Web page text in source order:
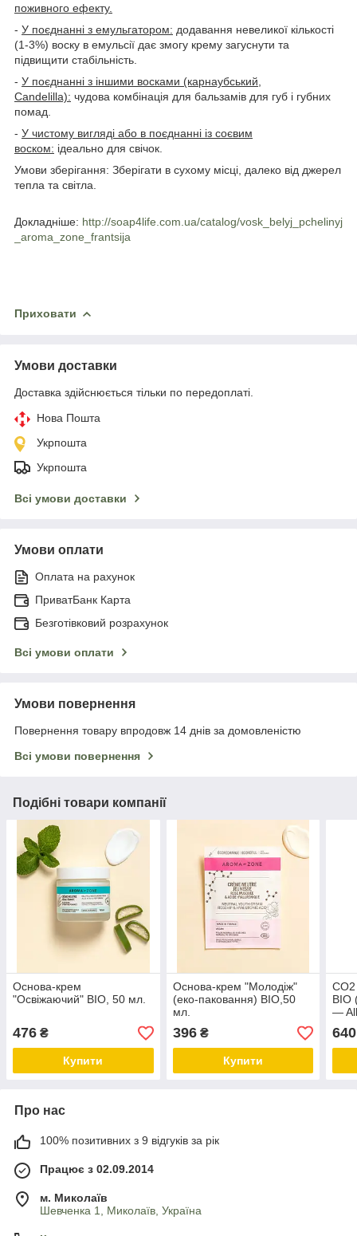
поживного ефекту.
- У поєднанні з емульгатором: додавання невеликої кількості
(1-3%) воску в емульсії дає змогу крему загуснути та
підвищити стабільність.
- У поєднанні з іншими восками (карнаубський,
Candelilla): чудова комбінація для бальзамів для губ і губних
помад.
- У чистому вигляді або в поєднанні із соєвим
воском: ідеально для свічок.
Умови зберігання: Зберігати в сухому місці, далеко від джерел
тепла та світла.
Докладніше: http://soap4life.com.ua/catalog/vosk_belyj_pchelinyj
_aroma_zone_frantsija
Приховати
Умови доставки
Доставка здійснюється тільки по передоплаті.
Нова Пошта
Укрпошта
Укрпошта
Всі умови доставки
Умови оплати
Оплата на рахунок
ПриватБанк Карта
Безготівковий розрахунок
Всі умови оплати
Умови повернення
Повернення товару впродовж 14 днів за домовленістю
Всі умови повернення
Подібні товари компанії
Основа-крем
"Освіжаючий" BIO, 50 мл.
476 ₴
Купити
Основа-крем "Молодіж"
(еко-паковання) BIO,50
мл.
396₴
Купити
СО2
BIO
—
640
Про нас
100% позитивних з 9 відгуків за рік
Працює з 02.09.2014
м. Миколаїв
Шевченка 1, Миколаїв, Україна